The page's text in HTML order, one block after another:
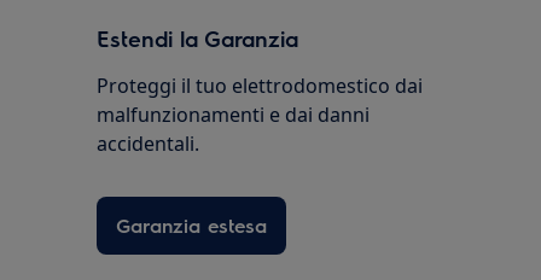
Estendi la Garanzia
Proteggi il tuo elettrodomestico dai
malfunzionamenti e dai danni
accidentali.
Garanzia estesa